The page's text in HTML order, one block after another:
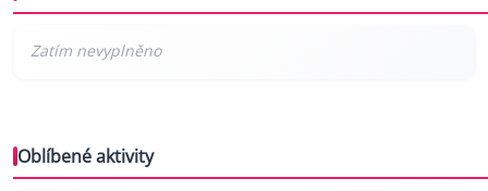
Oblíbené aktivity